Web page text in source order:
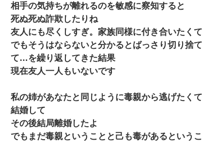
相手の気持ちが離れるのを敏感に察知すると
死ぬ死ぬ詐欺したりね
友人にも尽くしすぎ。家族同様に付き合いたくて
でもそうはならないと分かるとばっさり切り捨て
て…を繰り返してきた結果
現在友人一人もいないです
私の姉があなたと同じように毒親から逃げたくて
結婚して
その後結局離婚したよ
でもまだ毒親ということと己も毒があるというこ